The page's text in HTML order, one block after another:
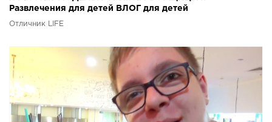
Развлечения для детей ВЛОГ для детей
Отличник LIFE